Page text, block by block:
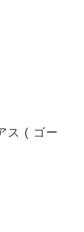
ス ( ゴー